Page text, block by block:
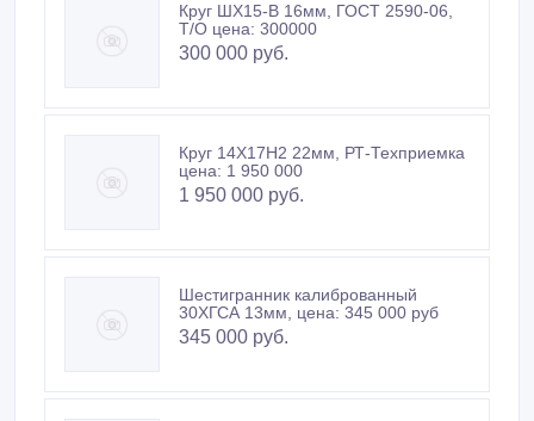
Круг ШХ15-В 16мм, ГОСТ 2590-06,
Т/О цена: 300000
300 000 руб.
Круг 14Х17Н2 22мм, РТ-Техприемка
цена: 1 950 000
1 950 000 руб.
Шестигранник калиброванный
30ХГСА 13мм, цена: 345 000 руб
345 000 руб.